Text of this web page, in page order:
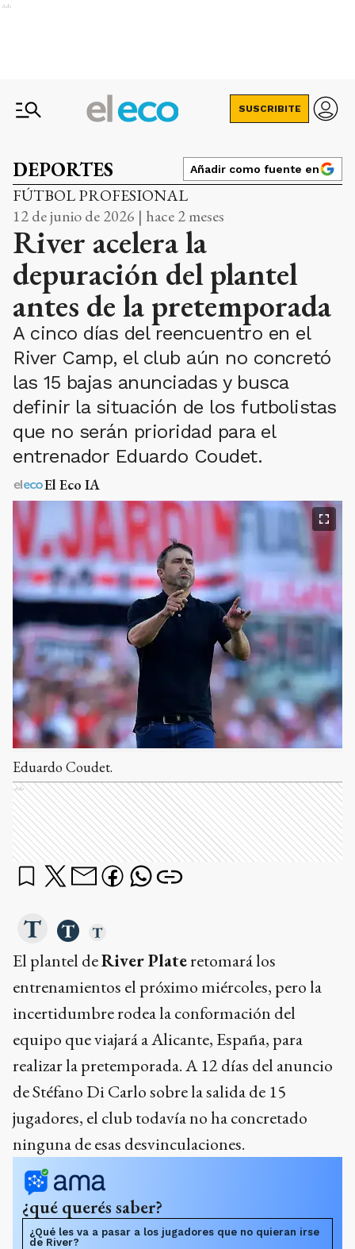
Ads
SUSCRIBITE
DEPORTES Añadir como fuente en
FÚTBOL PROFESIONAL
12 de junio de 2026 | hace 2 meses
River acelera la
depuración del plantel
antes de la pretemporada
A cinco días del reencuentro en el
River Camp, el club aún no concretó
las 15 bajas anunciadas y busca
definir la situación de los futbolistas
que no serán prioridad para el
entrenador Eduardo Coudet.
El Eco IA
Eduardo Coudet.
Ads
El plantel deRiver Plateretomará los
entrenamientos el próximo miércoles, pero la
incertidumbre rodea la conformación del
equipo que viajará a Alicante, España, para
realizar la pretemporada. A 12 días del anuncio
de Stéfano Di Carlo sobre la salida de 15
jugadores, el club todavía no ha concretado
ninguna de esas desvinculaciones.
¿qué querés saber?
¿Qué les va a pasar a los jugadores que no quieran irse
de River?